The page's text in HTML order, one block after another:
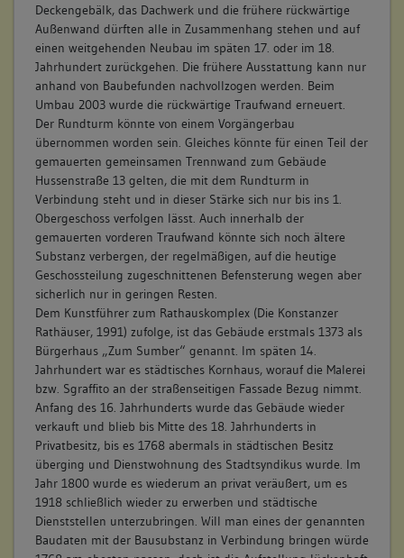
Deckengebälk, das Dachwerk und die frühere rückwärtige
Außenwand dürften alle in Zusammenhang stehen und auf
einen weitgehenden Neubau im späten 17. oder im 18.
Jahrhundert zurückgehen. Die frühere Ausstattung kann nur
anhand von Baubefunden nachvollzogen werden. Beim
Umbau 2003 wurde die rückwärtige Traufwand erneuert.
Der Rundturm könnte von einem Vorgängerbau
übernommen worden sein. Gleiches könnte für einen Teil der
gemauerten gemeinsamen Trennwand zum Gebäude
Hussenstraße 13 gelten, die mit dem Rundturm in
Verbindung steht und in dieser Stärke sich nur bis ins 1.
Obergeschoss verfolgen lässt. Auch innerhalb der
gemauerten vorderen Traufwand könnte sich noch ältere
Substanz verbergen, der regelmäßigen, auf die heutige
Geschossteilung zugeschnittenen Befensterung wegen aber
sicherlich nur in geringen Resten.
Dem Kunstführer zum Rathauskomplex (Die Konstanzer
Rathäuser, 1991) zufolge, ist das Gebäude erstmals 1373 als
Bürgerhaus „Zum Sumber“ genannt. Im späten 14.
Jahrhundert war es städtisches Kornhaus, worauf die Malerei
bzw. Sgraffito an der straßenseitigen Fassade Bezug nimmt.
Anfang des 16. Jahrhunderts wurde das Gebäude wieder
verkauft und blieb bis Mitte des 18. Jahrhunderts in
Privatbesitz, bis es 1768 abermals in städtischen Besitz
überging und Dienstwohnung des Stadtsyndikus wurde. Im
Jahr 1800 wurde es wiederum an privat veräußert, um es
1918 schließlich wieder zu erwerben und städtische
Dienststellen unterzubringen. Will man eines der genannten
Baudaten mit der Bausubstanz in Verbindung bringen würde